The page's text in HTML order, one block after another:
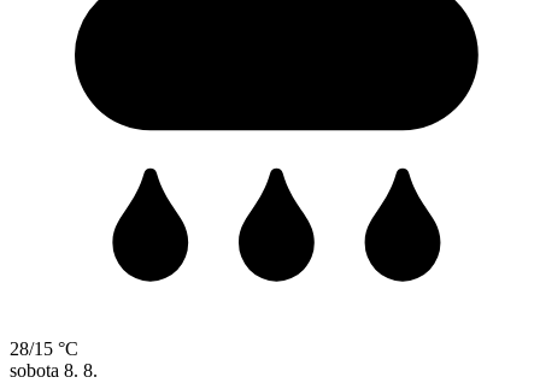
28/15 °C
sobota 8. 8.